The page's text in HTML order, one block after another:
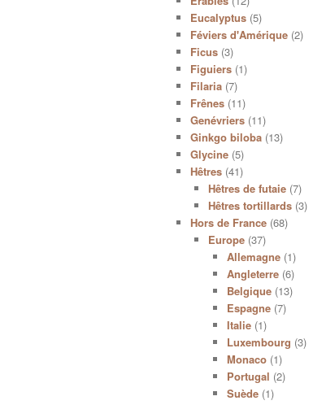
Eucalyptus(5)
Féviers d'Amérique(2)
Ficus(3)
Figuiers(1)
Filaria(7)
Frênes(11)
Genévriers(11)
Ginkgo biloba(13)
Glycine(5)
Hêtres(41)
Hêtres de futaie (7)
Hêtres tortillards (3)
Hors de France(68)
Europe (37)
Allemagne(1)
Angleterre(6)
Belgique(13)
Espagne(7)
Italie(1)
Luxembourg (3)
Monaco(1)
Portugal (2)
Suède(1)